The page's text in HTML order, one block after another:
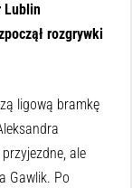
Lublin
rozgrywki
ligową bramkę
ale
Gawlik. Po